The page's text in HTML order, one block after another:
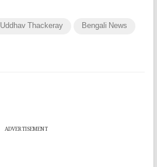
Uddhav Thackeray Bengali News
ADVERTISEMENT